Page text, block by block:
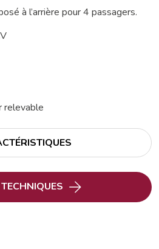
à l’arrière pour 4 passagers.
relevable